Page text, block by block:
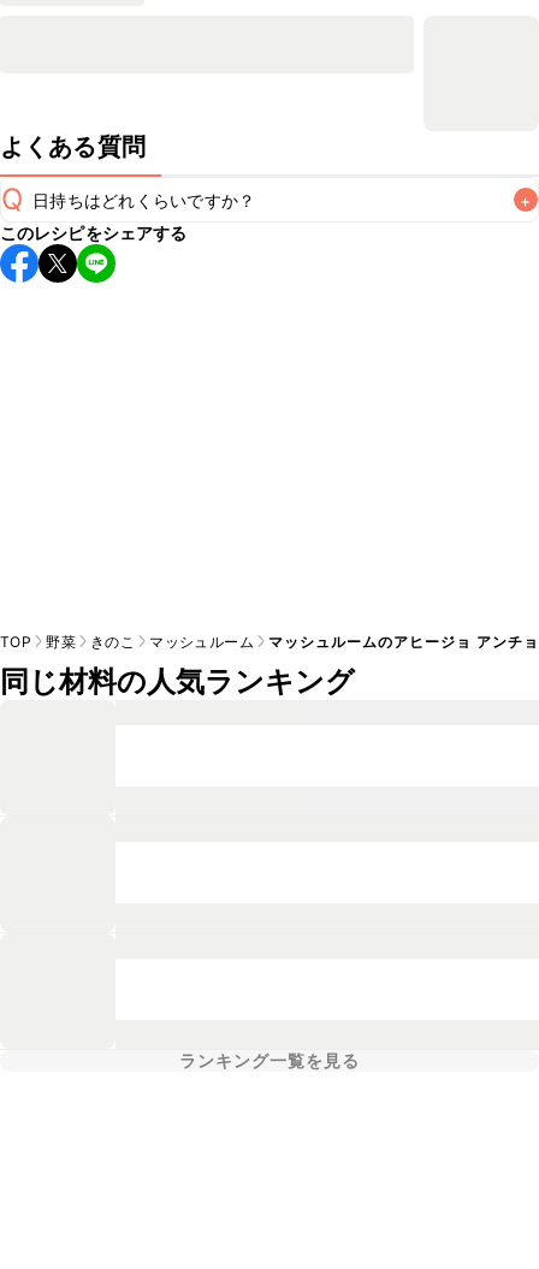
よくある質問
Q 日持ちはどれくらいですか？ +
こちらのレシピは出来たてをお召し上がりいただくことをお
すすめします。
このレシピをシェアする
TOP 野菜 きのこ マッシュルーム マッシュルームのアヒージョ アンチ
同じ材料の人気ランキング
ランキング一覧を見る